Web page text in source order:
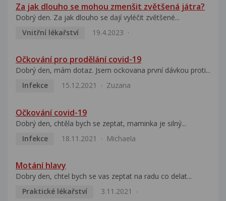
Za jak dlouho se mohou zmenšit zvětšená játra?
Dobrý den. Za jak dlouho se dají vyléčit zvětšené...
Vnitřní lékařství
19.4.2023
Očkování pro prodělání covid-19
Dobrý den, mám dotaz. Jsem ockovana první dávkou proti...
Infekce
15.12.2021 Zuzana
Očkování covid-19
Dobrý den, chtěla bych se zeptat, maminka je silný...
Infekce
18.11.2021 Michaela
Motání hlavy
Dobry den, chtel bych se vas zeptat na radu co delat...
Praktické lékařství
3.11.2021